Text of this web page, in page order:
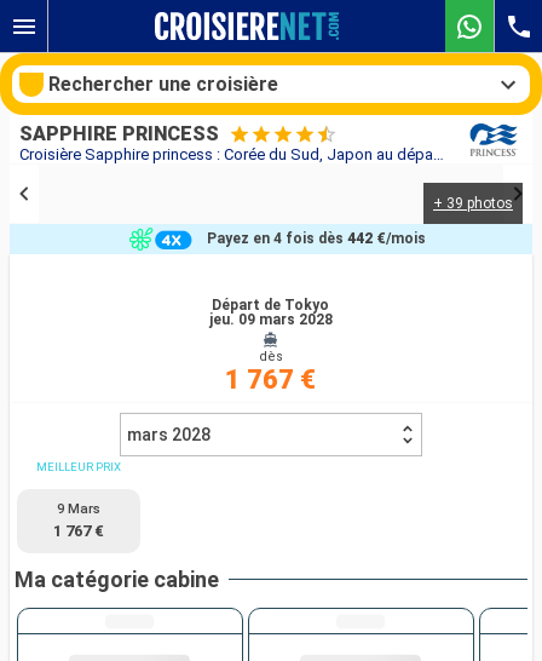
Croisière Sapphire princess : Corée du Sud, Japon au départ de Tokyo
SAPPHIRE PRINCESS
+ 39 photos
Départ de Tokyo
jeu. 09 mars 2028
dès
1 767 €
Payez en 4 fois dès 442 €/mois
mars 2028
MEILLEUR PRIX
9 Mars
1 767 €
Ma catégorie cabine
Rechercher une croisière
Compagnies
Rechercher